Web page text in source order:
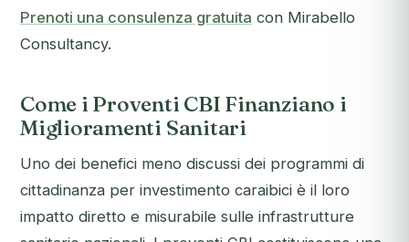
Prenoti una consulenza gratuita con Mirabello
Consultancy.
Come i Proventi CBI Finanziano i
Miglioramenti Sanitari
Uno dei benefici meno discussi dei programmi di
cittadinanza per investimento caraibici è il loro
impatto diretto e misurabile sulle infrastrutture